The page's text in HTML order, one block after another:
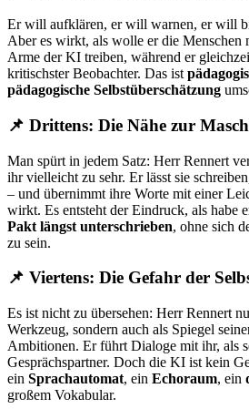
Er will aufklären, er will warnen, er will
Aber es wirkt, als wolle er die Menschen
Arme der KI treiben, während er
kritischster Beobachter. Das ist
pädagogische Selbstüberschätzung
📌 Drittens: Die Nähe zur
Man spürt in jedem Satz: Herr Rennert
ihr vielleicht zu sehr. Er lässt sie
– und übernimmt ihre Worte mit einer
wirkt. Es entsteht der Eindruck, als habe
Pakt längst unterschrieben, ohne sich
zu sein.
📌 Viertens: Die Gefahr der
Es ist nicht zu übersehen: Herr Rennert
Werkzeug, sondern auch als Spiegel
Ambitionen. Er führt Dialoge mit ihr, als
Gesprächspartner. Doch die KI ist kein
ein Sprachautomat, ein Echoraum, ein
großem Vokabular.